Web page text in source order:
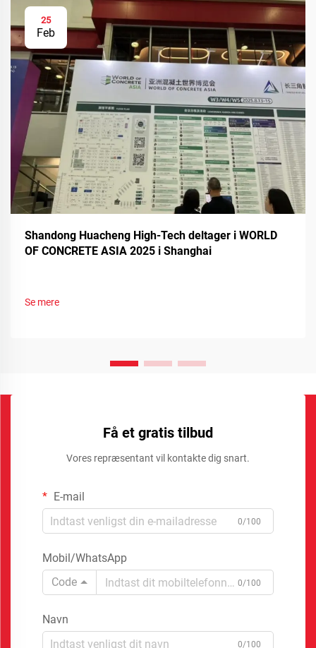
25
Feb
Shandong Huacheng High-Tech deltager i WORLD
OF CONCRETE ASIA 2025 i Shanghai
Se mere
Få et gratis tilbud
Vores repræsentant vil kontakte dig snart.
E-mail
0/100
Mobil/WhatsApp
Code
0/100
Navn
0/100